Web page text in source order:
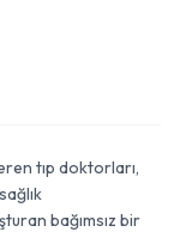
tıp doktorları,
bağımsız bir